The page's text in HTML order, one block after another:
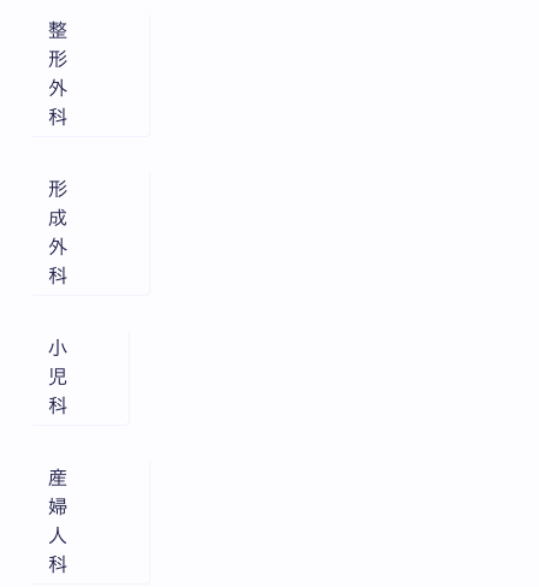
整
形
外
科
形
成
外
科
小
児
科
産
婦
人
科